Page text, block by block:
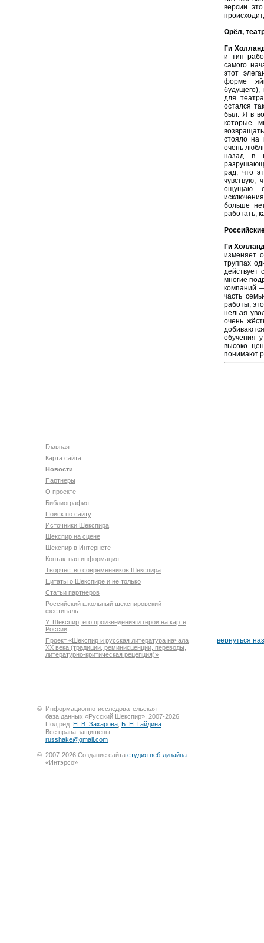
версии
Орёл,
Ги
и тип
самого
этот
форме
для
остался
был. Я в
которые
стояло на
очень
назад в
рад, что
чувствую,
ощущаю
больше
работать,
Ги
изменяет
труппах
действует
многие
компаний
часть
работы,
нельзя
очень
обучения
высоко
понимают
вернуться
Главная
Карта сайта
Новости
Партнеры
О проекте
Библиография
Поиск по сайту
Источники Шекспира
Шекспир на сцене
Шекспир в Интернете
Контактная информация
Творчество современников Шекспира
Цитаты о Шекспире и не только
Статьи партнеров
Российский школьный шекспировский
фестиваль
У. Шекспир, его произведения и герои на карте
России
Проект «Шекспир и русская литература начала
XX века (традиции, реминисценции, переводы,
литературно-критическая рецепция)»
© Информационно-исследовательская
база данных «Русский Шекспир», 2007-2026
Под ред. Н. В. Захарова Б. Н. Гайдина
Все права защищены.
russhake@gmail.com
© 2007-2026 Создание сайта студия веб-дизайна
«Интэрсо»